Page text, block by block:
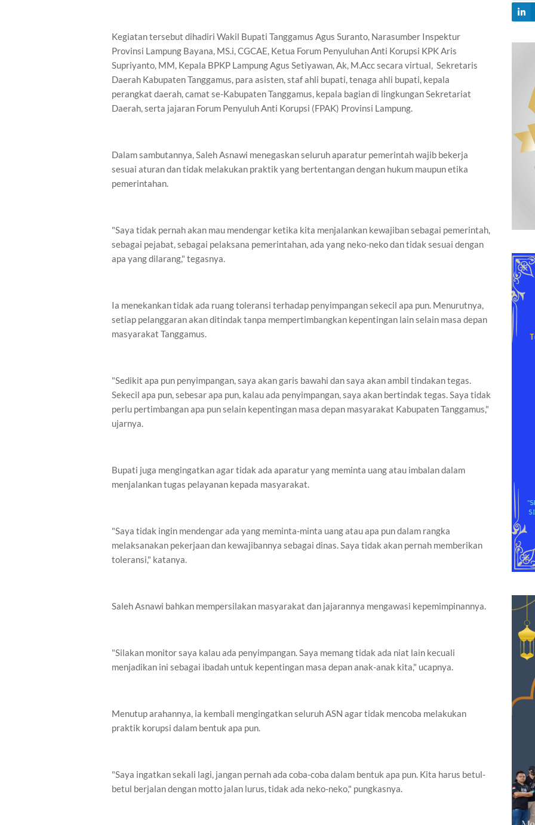
Kegiatan tersebut dihadiri Wakil Bupati Tanggamus Agus Suranto, Narasumber Inspektur
Provinsi Lampung Bayana, MS.i, CGCAE, Ketua Forum Penyuluhan Anti Korupsi KPK Aris
Supriyanto, MM, Kepala BPKP Lampung Agus Setiyawan, Ak, M.Acc secara virtual, Sekretaris
Daerah Kabupaten Tanggamus, para asisten, staf ahli bupati, tenaga ahli bupati, kepala
perangkat daerah, camat se-Kabupaten Tanggamus, kepala bagian di lingkungan Sekretariat
Daerah, serta jajaran Forum Penyuluh Anti Korupsi (FPAK) Provinsi Lampung.
Dalam sambutannya, Saleh Asnawi menegaskan seluruh aparatur pemerintah wajib bekerja
sesuai aturan dan tidak melakukan praktik yang bertentangan dengan hukum maupun etika
pemerintahan.
"Saya tidak pernah akan mau mendengar ketika kita menjalankan kewajiban sebagai pemerintah,
sebagai pejabat, sebagai pelaksana pemerintahan, ada yang neko-neko dan tidak sesuai dengan
apa yang dilarang," tegasnya.
Ia menekankan tidak ada ruang toleransi terhadap penyimpangan sekecil apa pun. Menurutnya,
setiap pelanggaran akan ditindak tanpa mempertimbangkan kepentingan lain selain masa depan
masyarakat Tanggamus.
"Sedikit apa pun penyimpangan, saya akan garis bawahi dan saya akan ambil tindakan tegas.
Sekecil apa pun, sebesar apa pun, kalau ada penyimpangan, saya akan bertindak tegas. Saya tidak
perlu pertimbangan apa pun selain kepentingan masa depan masyarakat Kabupaten Tanggamus,"
ujarnya.
Bupati juga mengingatkan agar tidak ada aparatur yang meminta uang atau imbalan dalam
menjalankan tugas pelayanan kepada masyarakat.
"Saya tidak ingin mendengar ada yang meminta-minta uang atau apa pun dalam rangka
melaksanakan pekerjaan dan kewajibannya sebagai dinas. Saya tidak akan pernah memberikan
toleransi," katanya.
Saleh Asnawi bahkan mempersilakan masyarakat dan jajarannya mengawasi kepemimpinannya.
"Silakan monitor saya kalau ada penyimpangan. Saya memang tidak ada niat lain kecuali
menjadikan ini sebagai ibadah untuk kepentingan masa depan anak-anak kita," ucapnya.
Menutup arahannya, ia kembali mengingatkan seluruh ASN agar tidak mencoba melakukan
praktik korupsi dalam bentuk apa pun.
"Saya ingatkan sekali lagi, jangan pernah ada coba-coba dalam bentuk apa pun. Kita harus betul-
betul berjalan dengan motto jalan lurus, tidak ada neko-neko," pungkasnya.